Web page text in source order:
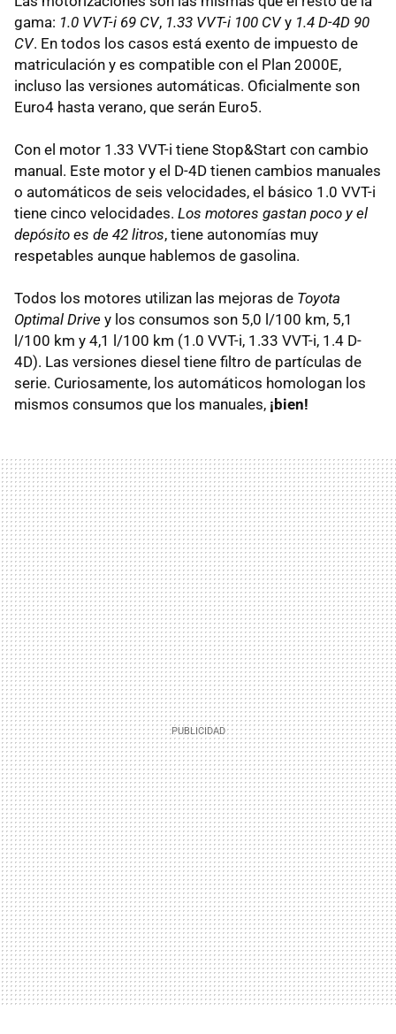
gama: 1.0 VVT-i 69 CV, 1.33 VVT-i 100 CVy 1.4 D-4D 90
CV. En todos los casos está exento de impuesto de
matriculación y es compatible con el Plan 2000E,
incluso las versiones automáticas. Oficialmente son
Euro4 hasta verano, que serán Euro5.
Con el motor 1.33 VVT-i tiene Stop&Start con cambio
manual. Este motor y el D-4D tienen cambios manuales
o automáticos de seis velocidades, el básico 1.0 VVT-i
tiene cinco velocidades. Los motores gastan poco y el
depósito es de 42 litros, tiene autonomías muy
respetables aunque hablemos de gasolina.
Todos los motores utilizan las mejoras de Toyota
Optimal Drive y los consumos son 5,0 l/100 km, 5,1
l/100 km y 4,1 l/100 km (1.0 VVT-i, 1.33 VVT-i, 1.4 D-
4D). Las versiones diesel tiene filtro de partículas de
serie. Curiosamente, los automáticos homologan los
mismos consumos que los manuales, ¡bien!